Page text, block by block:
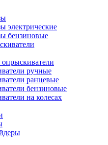
электрические
бензиновые
ручные
ранцевые
бензиновые
на колесах